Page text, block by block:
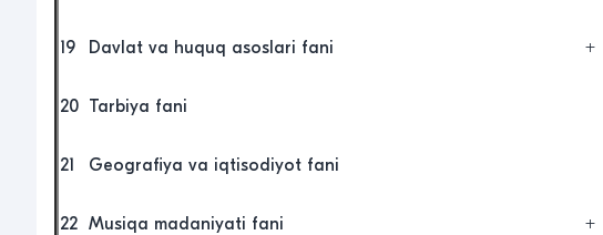
19 Davlat va huquq asoslari fani +
20 Tarbiya fani
21 Geografiya va iqtisodiyot fani
22 Musiqa madaniyati fani +